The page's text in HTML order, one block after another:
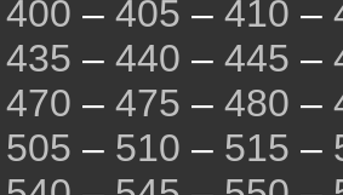
400 – 405 – 410 –
435 – 440 – 445 –
470 – 475 – 480 –
505 – 510 – 515 –